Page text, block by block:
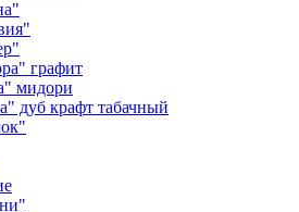
графит
мидори
дуб крафт табачный